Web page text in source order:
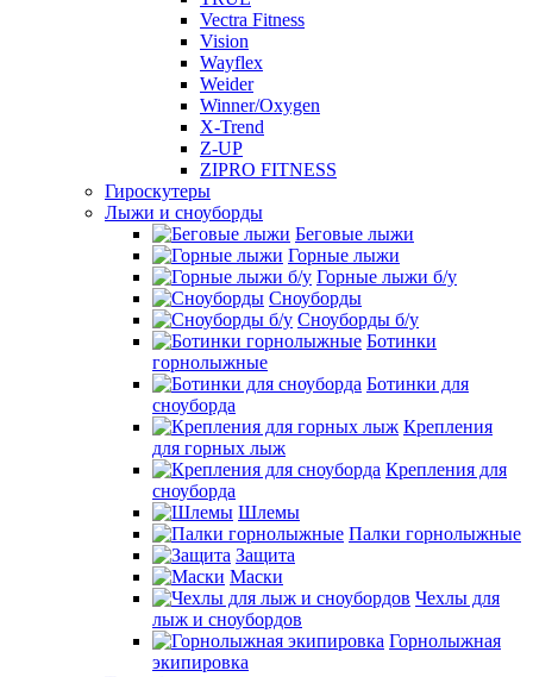
Vectra Fitness
Vision
Wayflex
Weider
Winner/Oxygen
X-Trend
Z-UP
ZIPRO FITNESS
Гироскутеры
Лыжи и сноуборды
Беговые лыжи
Горные лыжи
Горные лыжи б/у
Сноуборды
Сноуборды б/у
Ботинки
горнолыжные
Ботинки для
сноуборда
Крепления
для горных лыж
Крепления для
сноуборда
Шлемы
Палки горнолыжные
Защита
Маски
Чехлы для
лыж и сноубордов
Горнолыжная
экипировка